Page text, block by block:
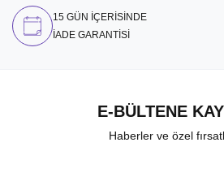
15 GÜN İÇERİSİNDE
İADE GARANTİSİ
E-BÜLTENE
Haberler ve özel